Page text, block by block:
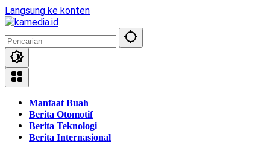
Langsung ke konten
Manfaat Buah
Berita Otomotif
Berita Teknologi
Berita Internasional